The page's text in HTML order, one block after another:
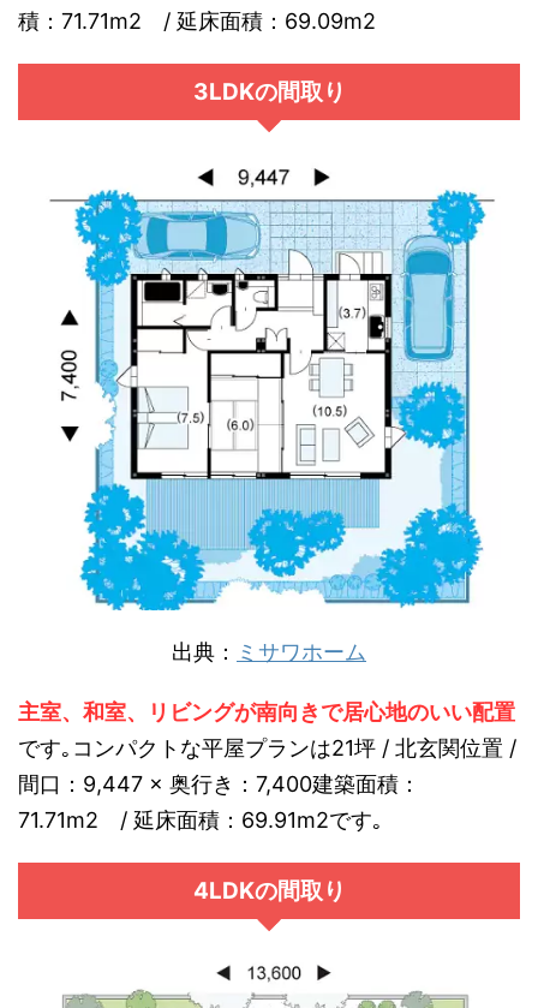
積：71.71m2 / 延床面積：69.09m2
3LDKの間取り
出典： ミサワホーム
主室、和室、リビングが南向きで居心地のいい配置
です｡コンパクトな平屋プランは21坪 / 北玄関位置 /
間口：9,447 × 奥行き：7,400建築面積：
71.71m2 / 延床面積：69.91m2です｡
4LDKの間取り